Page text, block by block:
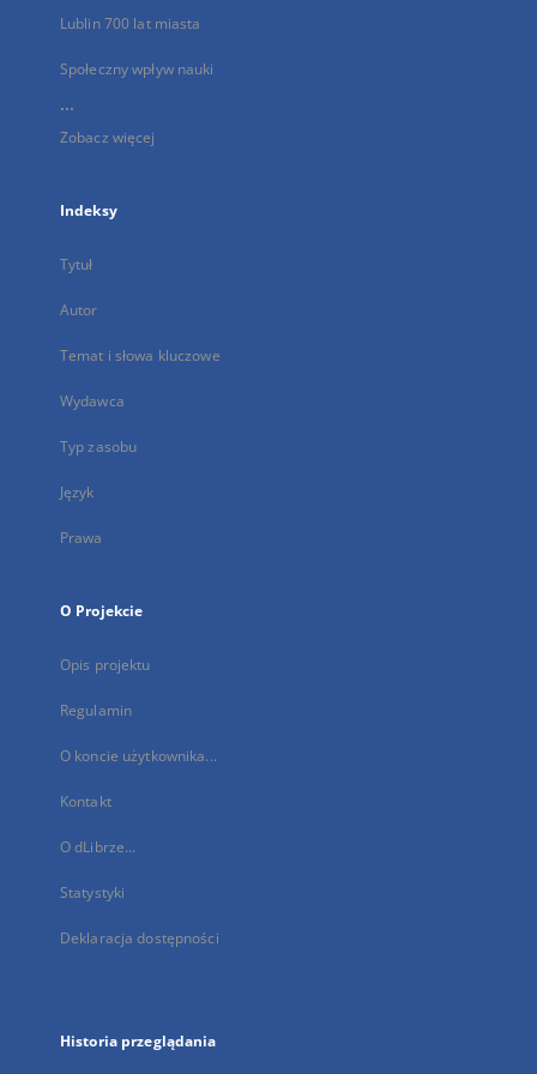
Lublin 700 lat miasta
Społeczny wpływ nauki
...
Zobacz więcej
Indeksy
Tytuł
Autor
Temat i słowa kluczowe
Wydawca
Typ zasobu
Język
Prawa
O Projekcie
Opis projektu
Regulamin
O koncie użytkownika...
Kontakt
O dLibrze...
Statystyki
Deklaracja dostępności
Historia przeglądania